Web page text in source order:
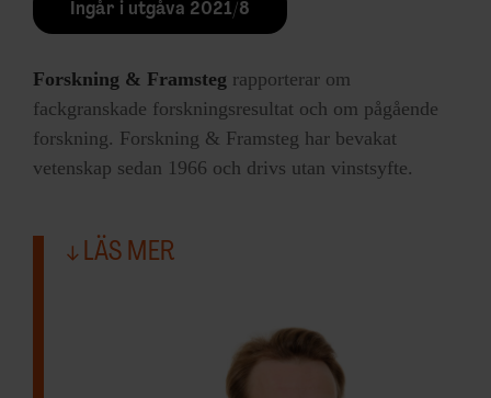
Ingår i utgåva 2021/8
Forskning & Framsteg rapporterar om
fackgranskade forskningsresultat och om pågående
forskning. Forskning & Framsteg har bevakat
vetenskap sedan 1966 och drivs utan vinstsyfte.
LÄS MER